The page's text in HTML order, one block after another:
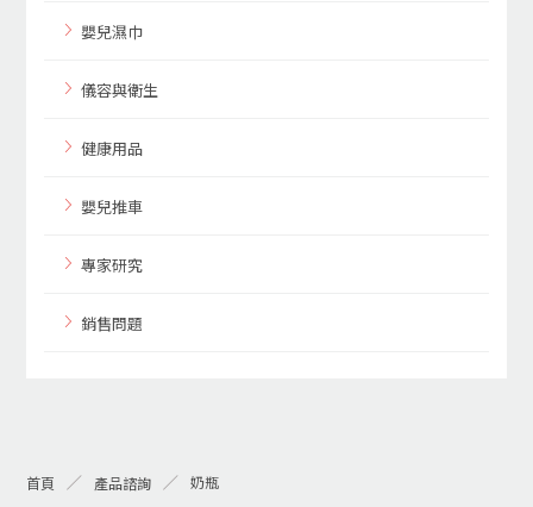
嬰兒濕巾
儀容與衛生
健康用品
嬰兒推車
專家研究
銷售問題
首頁 產品諮詢 奶瓶